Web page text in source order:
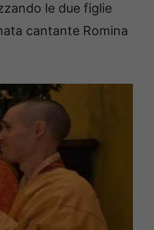
le due figlie
cantante Romina